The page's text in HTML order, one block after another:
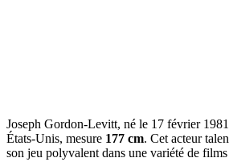
Joseph Gordon-Levitt, né le 17 février
États-Unis, mesure 177 cm. Cet acteur
son jeu polyvalent dans une variété de